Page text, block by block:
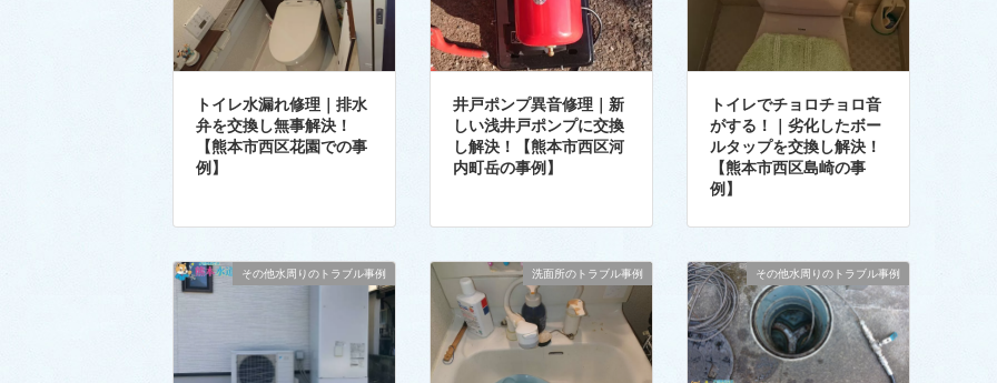
トイレ水漏れ修理｜排水
弁を交換し無事解決！
【熊本市西区花園での事
例】
井戸ポンプ異音修理｜新
しい浅井戸ポンプに交換
し解決！【熊本市西区河
内町岳の事例】
トイレでチョロチョロ音
がする！｜劣化したボー
ルタップを交換し解決！
【熊本市西区島崎の事
例】
その他水周りのトラブル事例 洗面所のトラブル事例 その他水周りのトラブル事例